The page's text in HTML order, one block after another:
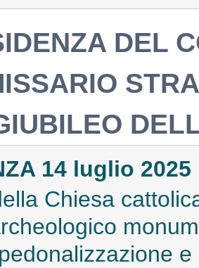
DEL
14 luglio 2025
Chiesa